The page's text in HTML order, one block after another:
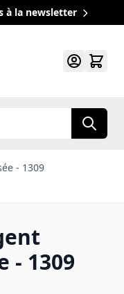
à la newsletter
- 1309
- 1309